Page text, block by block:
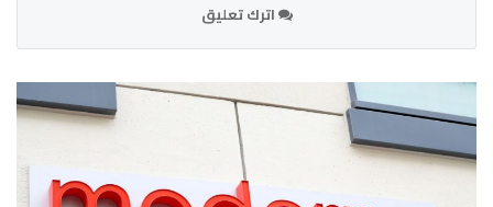
اترك تعليق